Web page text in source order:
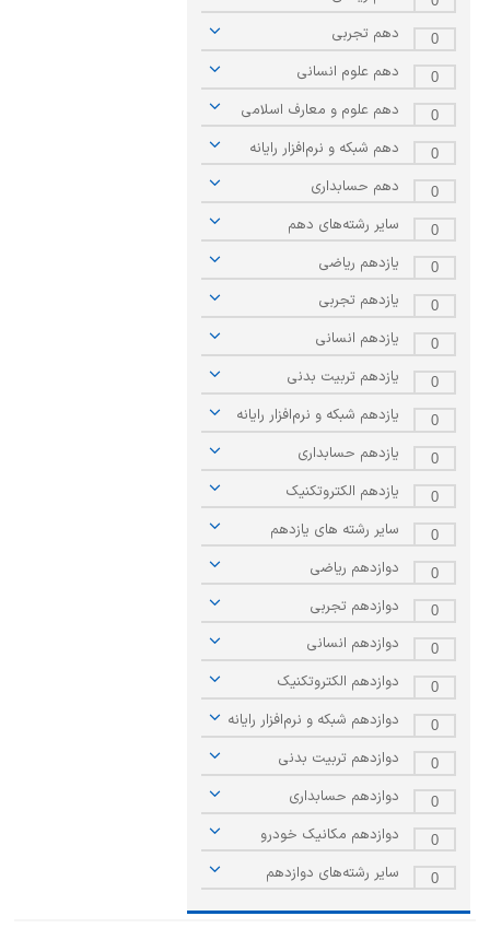
دهم تجربی 0
دهم علوم انسانی 0
دهم علوم و معارف اسلامی 0
دهم شبکه و نرم‌افزار رایانه 0
دهم حسابداری 0
سایر رشته‌های دهم 0
یازدهم ریاضی 0
یازدهم تجربی 0
یازدهم انسانی 0
یازدهم تربیت بدنی 0
یازدهم شبکه و نرم‌افزار رایانه 0
یازدهم حسابداری 0
یازدهم الکتروتکنیک 0
سایر رشته های یازدهم 0
دوازدهم ریاضی 0
دوازدهم تجربی 0
دوازدهم انسانی 0
دوازدهم الکتروتکنیک 0
دوازدهم شبکه و نرم‌افزار رایانه 0
دوازدهم تربیت بدنی 0
دوازدهم حسابداری 0
دوازدهم مکانیک خودرو 0
سایر رشته‌های ‌دوازدهم 0
صلاح های شیمیایی
مطالب جالب شیمی
بمب های شیمیایی
شیمی عمومی
شیمی سبز
روانپزشکی
طب سنتی
گیاهان دارویی